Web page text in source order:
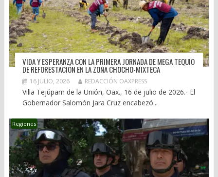
VIDA Y ESPERANZA CON LA PRIMERA JORNADA DE MEGA TEQUIO
DE REFORESTACIÓN EN LA ZONA CHOCHO-MIXTECA
16 JULIO, 2026 REDACCIÓN OAXPRESS
Villa Tejúpam de la Unión, Oax., 16 de julio de 2026.- El
Gobernador Salomón Jara Cruz encabezó...
Regiones